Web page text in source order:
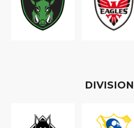
DIVISION